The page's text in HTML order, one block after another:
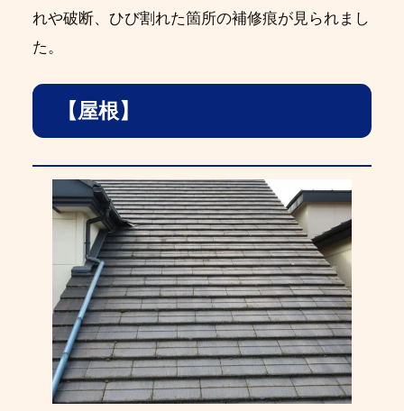
れや破断、ひび割れた箇所の補修痕が見られまし
た。
【屋根】